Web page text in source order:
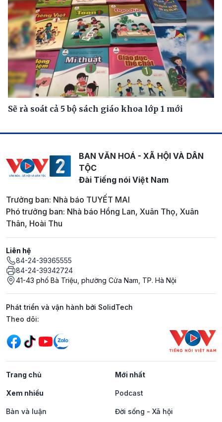
Sẽ rà soát cả 5 bộ sách giáo khoa lớp 1 mới
BAN VĂN HOÁ - XÃ HỘI VÀ DÂN
TỘC
Đài Tiếng nói Việt Nam
Trưởng ban: Nhà báo TUYẾT MAI
Phó trưởng ban: Nhà báo Hồng Lan, Xuân Thọ, Xuân
Thân, Hoài Thu
Liên hệ
84-24-39365555
84-24-39342724
41-43 phố Bà Triệu, phường Cửa Nam, TP. Hà Nội
Phát triển và vận hành bởi SolidTech
Mạng xã hội
Theo dõi:
Trang chủ Mới nhất
Xem nhiều Podcast
Bàn và luận Đời sống - Xã hội